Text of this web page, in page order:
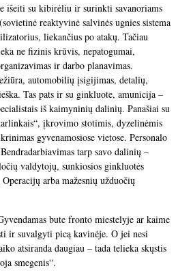
išeiti su kibirėliu ir surinkti savanoriams
reaktyvinė salvinės ugnies sistema
liekančius po atakų. Tačiau
ne fizinis krūvis, nepatogumai,
ir darbo planavimas.
automobilių įsigijimas, detalių,
Tas pats ir su ginkluote, amunicija –
iš kaimyninių dalinių. Panašiai su
įkrovimo stotimis, dyzelinėmis
gyvenamosiose vietose. Personalo
tarp savo dalinių –
valdytojų, sunkiosios ginkluotės
arba mažesnių užduočių
bute fronto miestelyje ar kaime
ir suvalgyti picą kavinėje. O jei nesi
atsiranda daugiau – tada telieka skųstis
smegenis“.